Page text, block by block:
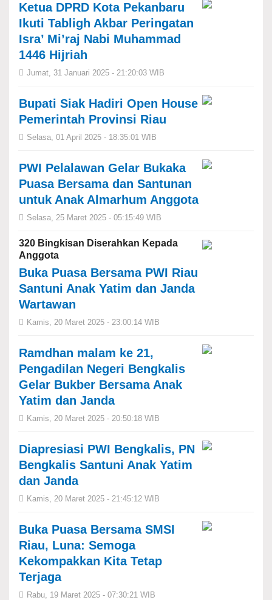
Ketua DPRD Kota Pekanbaru
Ikuti Tabligh Akbar Peringatan
Isra’ Mi’raj Nabi Muhammad
1446 Hijriah
Jumat, 31 Januari 2025 - 21:20:03 WIB
Bupati Siak Hadiri Open House
Pemerintah Provinsi Riau
Selasa, 01 April 2025 - 18:35:01 WIB
PWI Pelalawan Gelar Bukaka
Puasa Bersama dan Santunan
untuk Anak Almarhum Anggota
Selasa, 25 Maret 2025 - 05:15:49 WIB
320 Bingkisan Diserahkan Kepada
Anggota
Buka Puasa Bersama PWI Riau
Santuni Anak Yatim dan Janda
Wartawan
Kamis, 20 Maret 2025 - 23:00:14 WIB
Ramdhan malam ke 21,
Pengadilan Negeri Bengkalis
Gelar Bukber Bersama Anak
Yatim dan Janda
Kamis, 20 Maret 2025 - 20:50:18 WIB
Diapresiasi PWI Bengkalis, PN
Bengkalis Santuni Anak Yatim
dan Janda
Kamis, 20 Maret 2025 - 21:45:12 WIB
Buka Puasa Bersama SMSI
Riau, Luna: Semoga
Kekompakkan Kita Tetap
Terjaga
Rabu, 19 Maret 2025 - 07:30:21 WIB